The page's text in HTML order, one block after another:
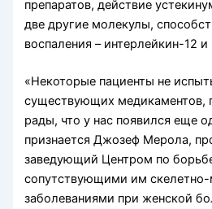
препаратов, действие
две другие молекулы,
воспаления – интерлейкин-12
«Некоторые пациенты не
существующих медикаментов,
рады, что у нас появился еще
признается Джозеф Мерола,
заведующий Центром по
сопутствующими им
заболеваниями при женской